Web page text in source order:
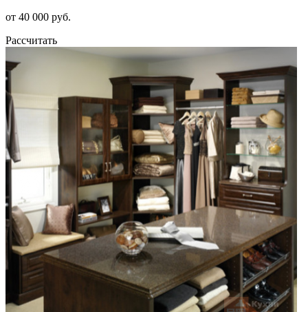
от 40 000 руб.
Рассчитать